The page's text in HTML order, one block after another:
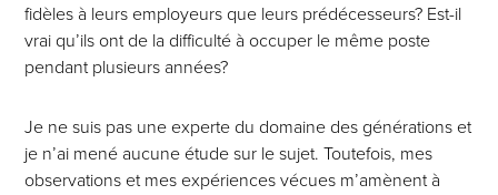
fidèles à leurs employeurs que leurs prédécesseurs? Est-il
vrai qu’ils ont de la difficulté à occuper le même poste
pendant plusieurs années?
Je ne suis pas une experte du domaine des générations et
je n’ai mené aucune étude sur le sujet. Toutefois, mes
observations et mes expériences vécues m’amènent à